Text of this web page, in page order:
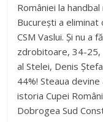
României la
București a eliminat
CSM Vaslui. Și nu a
zdrobitoare, 34-25,
al Stelei, Denis
44%! Steaua
istoria Cupei
Dobrogea Sud